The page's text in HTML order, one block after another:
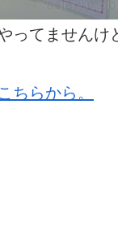
ってませんけ
ちらから。